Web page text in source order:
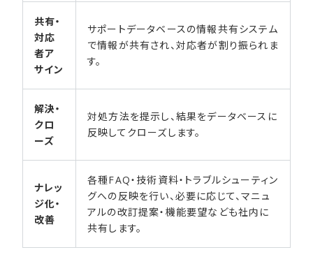
共有・
対応
者ア
サイン
サポートデータベースの情報共有システム
で情報が共有され、対応者が割り振られま
す。
解決・
クロ
ーズ
対処方法を提示し、結果をデータベースに
反映してクローズします。
ナレッ
ジ化・
改善
各種FAQ・技術資料・トラブルシューティン
グへの反映を行い、必要に応じて、マニュ
アルの改訂提案・機能要望なども社内に
共有します。